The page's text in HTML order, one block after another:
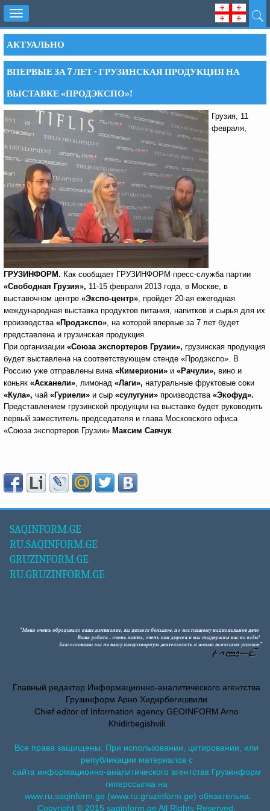
Toggle
navigation
АКТУАЛЬНО
ВПЕРВЫЕ ЗА 7 ЛЕТ - ГРУЗИНСКАЯ ПРОДУКЦИЯ НА
ВЫСТАВКЕ «ПРОДЭКСПО»!
Грузия, 11
февраля,
ГРУЗИНФОРМ. Как сообщает ГРУЗИНФОРМ пресс-служба партии
«Свободная Грузия», 11-15 февраля 2013 года, в Москве, в
выставочном центре «Экспо-центр», пройдет 20-ая ежегодная
международная выставка продуктов питания, напитков и сырья для их
производства «Продэкспо», на которой впервые за 7 лет будет
представлена и грузинская продукция.
При организации «Союза экспортеров Грузии», грузинская продукция
будет выставлена на соответствующем стенде «Продэкспо». В
Россию уже отправлены вина «Кимериони» и «Рачули», вино и
коньяк «Асканели», лимонад «Лаги», натуральные фруктовые соки
«Кула», чай «Гуриели» и сыр «сулугуни» производства «Экофуд».
Представлением грузинской продукции на выставке будет руководить
первый заместитель председателя и глава Московского офиса
«Союза экспортеров Грузии» Максим Савчук.
SAQINFORM.GE
RU.SAQINFORM.GE
GRUZINFORM.GE
RU.GRUZINFORM.GE
Главный редактор Информационно-аналитического агентства
Грузинформ Арно Хидирбегишвили
Chief editor of Information agency GEOINFORM Arno
Khidirbegishvili
Все права защищены. При использовании, цитировании, или
републикации материалов с
сайта информационно-аналитического агентства Грузинформ
гиперссылка на
www.ru.saqinform.ge (www.ru.gruzinform.ge) обязательна.
Copyright © 2015 saqinform.ge All Rights Reserved.